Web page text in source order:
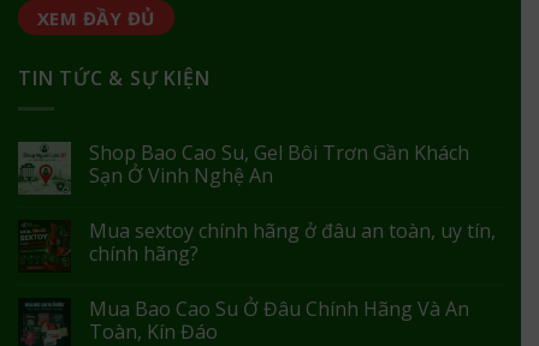
XEM ĐẦY ĐỦ
TIN TỨC & SỰ KIỆN
Shop Bao Cao Su, Gel Bôi Trơn Gần Khách
Sạn Ở Vinh Nghệ An
Mua sextoy chính hãng ở đâu an toàn, uy tín,
chính hãng?
Mua Bao Cao Su Ở Đâu Chính Hãng Và An
Toàn, Kín Đáo